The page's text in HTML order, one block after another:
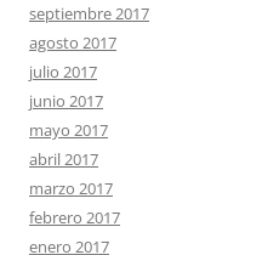
septiembre 2017
agosto 2017
julio 2017
junio 2017
mayo 2017
abril 2017
marzo 2017
febrero 2017
enero 2017